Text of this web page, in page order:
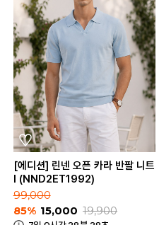
[에디션] 린넨 오픈 카라 반팔 니트
I (NND2ET1992)
99,000
85% 15,000 19,900